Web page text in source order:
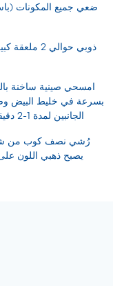
ضعي جميع المكونات
ذوبي
امسحي صينية ساخنة
بسرعة في خليط البيض
الجانبين لمدة 1-2 دقيقة على كل جانب، حتى يصبح لونه بنياً ذهبياً
رُشي نصف كوب من
يصبح ذهبي اللون